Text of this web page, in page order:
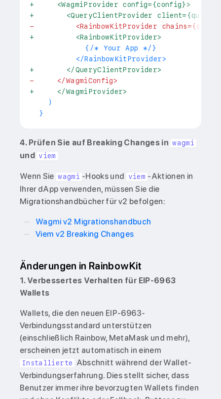
+
     <WagmiProvider config={config}>
+
<QueryClientProvider
-
<RainbowKitProvider
+
         <RainbowKitProvider>
           {/* Your App */}
         </RainbowKitProvider>
+
       </QueryClientProvider>
-
     </WagmiConfig>
+
     </WagmiProvider>
   )
}
4. Prüfen Sie auf Breaking Changes in wagmi
und viem
Wenn Sie wagmi -Hooks und viem -Aktionen in
Ihrer dApp verwenden, müssen Sie die
Migrationshandbücher für v2 befolgen:
Wagmi v2 Migrationshandbuch
Viem v2 Breaking Changes
Änderungen in RainbowKit
1. Verbessertes Verhalten für EIP-6963
Wallets
Wallets, die den neuen EIP-6963-
Verbindungsstandard unterstützen
(einschließlich Rainbow, MetaMask und mehr),
erscheinen jetzt automatisch in einem
Installierte
Abschnitt während der Wallet-
Verbindungserfahrung. Dies stellt sicher, dass
Benutzer immer ihre bevorzugten Wallets finden